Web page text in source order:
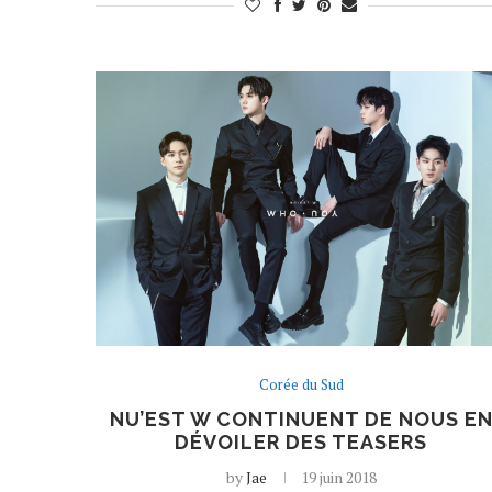
Corée du Sud
NU’EST W CONTINUENT DE NOUS EN
DÉVOILER DES TEASERS
byJae 19 juin 2018